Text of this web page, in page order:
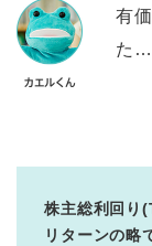
有
た
株主総利回り
リターンの略